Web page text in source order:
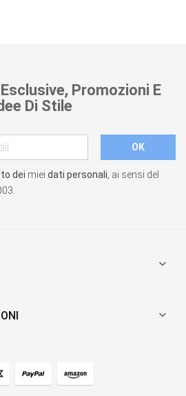
Promozioni E
Di Stile
dei miei dati personali , ai sensi del

